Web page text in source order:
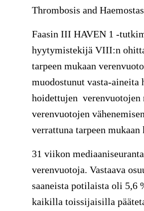
Thrombosis and
Faasin III HAVEN 1 -
hyytymistekijä VIII:n
tarpeen mukaan
muodostunut vasta-
hoidettujen
verenvuotojen
verrattuna tarpeen
31 viikon
verenvuotoja. Vastaava
saaneista potilaista oli 5,6
kaikilla toissijaisilla